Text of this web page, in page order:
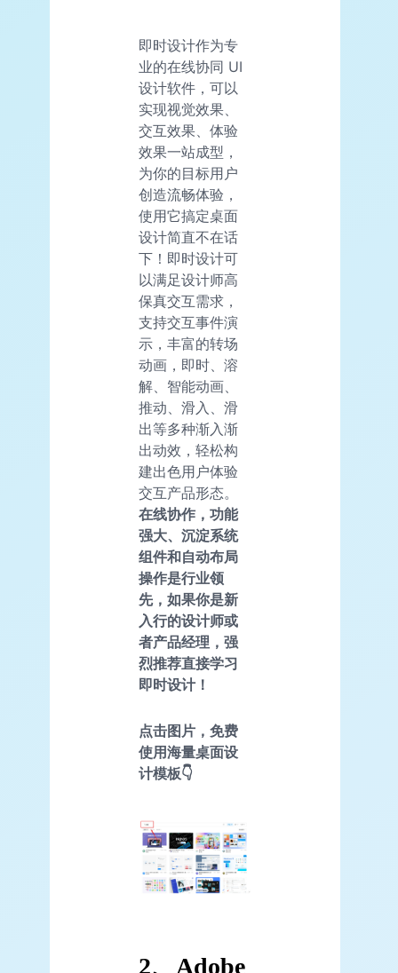
即时设计作为专
业的在线协同 UI
设计软件，可以
实现视觉效果、
交互效果、体验
效果一站成型，
为你的目标用户
创造流畅体验，
使用它搞定桌面
设计简直不在话
下！即时设计可
以满足设计师高
保真交互需求，
支持交互事件演
示，丰富的转场
动画，即时、溶
解、智能动画、
推动、滑入、滑
出等多种渐入渐
出动效，轻松构
建出色用户体验
交互产品形态。
在线协作，功能
强大、沉淀系统
组件和自动布局
操作是行业领
先，如果你是新
入行的设计师或
者产品经理，强
烈推荐直接学习
即时设计！
点击图片，免费
使用海量桌面设
计模板👇
2、Adobe